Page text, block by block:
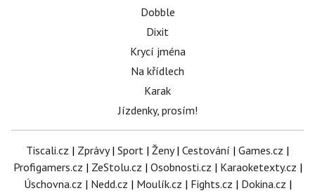
Dobble
Dixit
Krycí jména
Na křídlech
Karak
Jízdenky, prosím!
Tiscali.cz | Zprávy| Sport | Ženy| Cestování | Games.cz |
Profigamers.cz | ZeStolu.cz | Osobnosti.cz | Karaoketexty.cz |
Úschovna.cz | Nedd.cz | Moulík.cz | Fights.cz | Dokina.cz |